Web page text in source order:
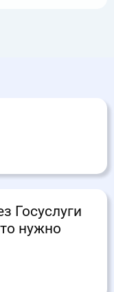
Госуслуги
нужно